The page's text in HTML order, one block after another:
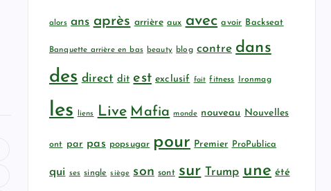
alors ans après arrière aux avec avoir Backseat
Banquette arrière en bas beauty blog contre dans
des direct dit est exclusif fait fitness Ironmag
les liens Live Mafia monde nouveau Nouvelles
ont par pas popsugar pour Premier ProPublica
qui ses single siège son sont sur Trump une été